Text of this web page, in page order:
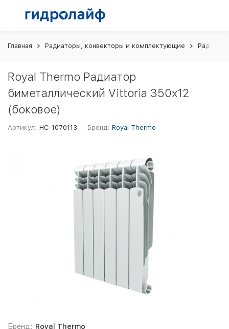
Главная Радиаторы, конвекторы и комплектующие
Royal Thermo Радиатор
биметаллический Vittoria 350х12
(боковое)
Артикул: НС-1070113 Бренд: Royal Thermo
Бренд: Royal Thermo